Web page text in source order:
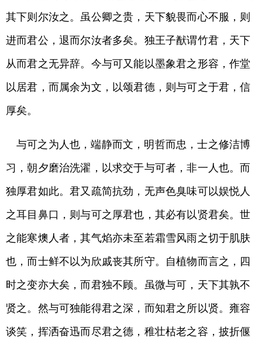
其下则尔汝之。虽公卿之贵，天下貌畏而心不服，则
进而君公，退而尔汝者多矣。独王子猷谓竹君，天下
从而君之无异辞。今与可又能以墨象君之形容，作堂
以居君，而属余为文，以颂君德，则与可之于君，信
厚矣。
与可之为人也，端静而文，明哲而忠，士之修洁博
习，朝夕磨治洗濯，以求交于与可者，非一人也。而
独厚君如此。君又疏简抗劲，无声色臭味可以娱悦人
之耳目鼻口，则与可之厚君也，其必有以贤君矣。世
之能寒燠人者，其气焰亦未至若霜雪风雨之切于肌肤
也，而士鲜不以为欣戚丧其所守。自植物而言之，四
时之变亦大矣，而君独不顾。虽微与可，天下其孰不
贤之。然与可独能得君之深，而知君之所以贤。雍容
谈笑，挥洒奋迅而尽君之德，稚壮枯老之容，披折偃